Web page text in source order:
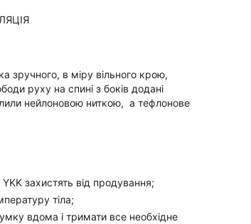
зручного, в міру вільного крою,
руху на спині з боків додані
нейлоновою ниткою, а тефлонове
захистять від продування;
тіла;
вдома і тримати все необхідне